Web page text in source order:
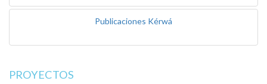
Publicaciones Kérwá
PROYECTOS